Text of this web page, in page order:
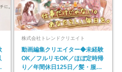
株式会社トレンドクリエイト
動画編集クリエイター◆未経験
OK／フルリモOK／ほぼ定時帰
り／年間休日125日／髪・服・